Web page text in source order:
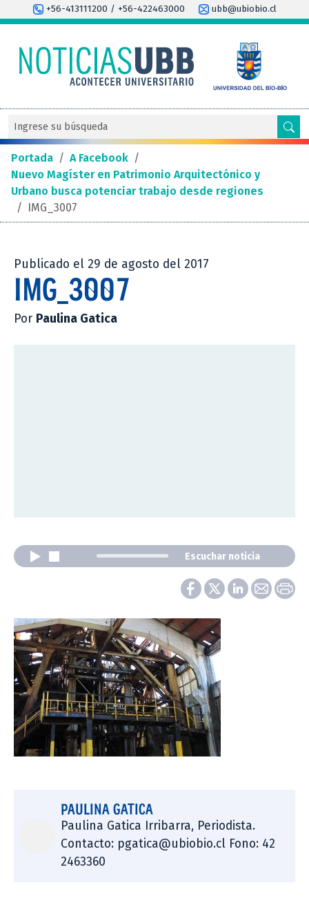
+56-413111200 / +56-422463000 ubb@ubiobio.cl
Portada / A Facebook /
Nuevo Magíster en Patrimonio Arquitectónico y
Urbano busca potenciar trabajo desde regiones
/ IMG_3007
Publicado el 29 de agosto del 2017
IMG_3007
Por Paulina Gatica
Escuchar noticia
PAULINA GATICA
Paulina Gatica Irribarra, Periodista.
Contacto: pgatica@ubiobio.cl Fono: 42
2463360